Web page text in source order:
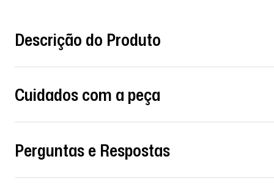
Descrição do Produto
Cuidados com a peça
Perguntas e Respostas